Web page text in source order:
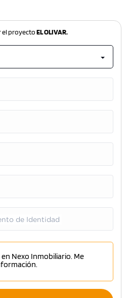
el proyectoEL OLIVAR.
de Identidad